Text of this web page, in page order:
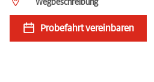
Wegbeschreibung
Probefahrt vereinbaren